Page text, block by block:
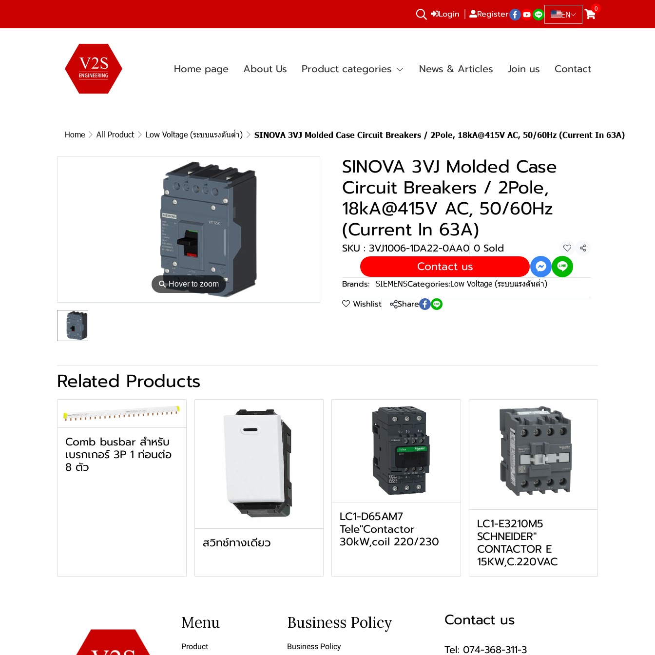
Login Register EN
0
Home page About Us Product categories News & Articles Join us Contact
Home All Product Low Voltage (ระบบแรงดันต่ำ) SINOVA 3VJ Molded Case Circuit Breakers / 2Pole, 18kA@415V AC, 50/60Hz (Current In 63A)
⚲Hover to zoom
SINOVA 3VJ Molded Case
Circuit Breakers / 2Pole,
18kA@415V AC, 50/60Hz
(Current In 63A)
SKU : 3VJ1006-1DA22-0AA0 0 Sold
Share
Contact us
Brands: SIEMENSCategories:Low Voltage (ระบบแรงดันต่ำ)
Wishlist Share
Related Products
Comb busbar สำหรับ
เบรกเกอร์ 3P 1 ท่อนต่อ
8 ตัว
สวิทช์ทางเดียว
LC1-D65AM7
Tele"Contactor
30kW,coil 220/230
LC1-E3210M5
SCHNEIDER"
CONTACTOR E
15KW,C.220VAC
Menu
Product
Business Policy
Business Policy
Contact us
Tel: 074-368-311-3